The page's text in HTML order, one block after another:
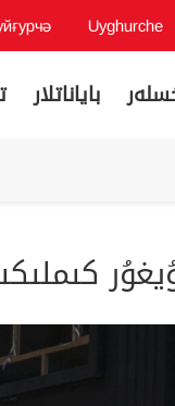
Uyghurche
باياناتلار